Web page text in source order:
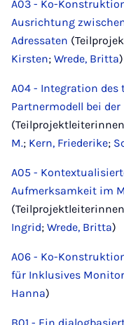
A03 - Ko-
Ausrichtung
Adressaten
Kirsten; Wrede, Britta)
A04 - Integration des
Partnermodell bei
M.; Kern, Friederike;
A05 -
Aufmerksamkeit im
(Teilprojektleiterinnen
Ingrid; Wrede, Britta)
A06 - Ko-
für Inklusives
Hanna)